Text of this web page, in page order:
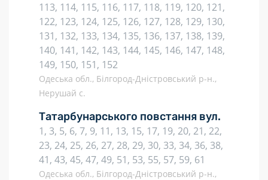
113, 114, 115, 116, 117, 118, 119, 120, 121,
122, 123, 124, 125, 126, 127, 128, 129, 130,
131, 132, 133, 134, 135, 136, 137, 138, 139,
140, 141, 142, 143, 144, 145, 146, 147, 148,
149, 150, 151, 152
Одеська обл., Білгород-Дністровський р-н.,
Нерушай с.
Татарбунарського повстання вул.
1, 3, 5, 6, 7, 9, 11, 13, 15, 17, 19, 20, 21, 22,
23, 24, 25, 26, 27, 28, 29, 30, 33, 34, 36, 38,
41, 43, 45, 47, 49, 51, 53, 55, 57, 59, 61
Одеська обл., Білгород-Дністровський р-н.,